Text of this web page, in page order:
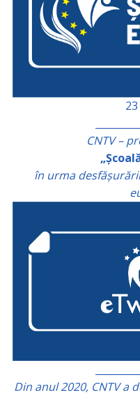
CNTV –
în urma
Din anul 2020, CNTV a